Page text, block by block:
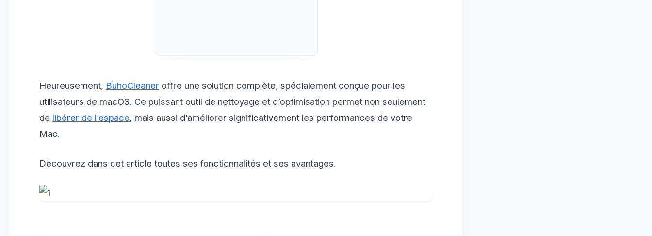
Heureusement, BuhoCleaner offre une solution complète, spécialement conçue pour les
utilisateurs de macOS. Ce puissant outil de nettoyage et d’optimisation permet non seulement
de libérer de l’espace, mais aussi d’améliorer significativement les performances de votre
Mac.
Découvrez dans cet article toutes ses fonctionnalités et ses avantages.